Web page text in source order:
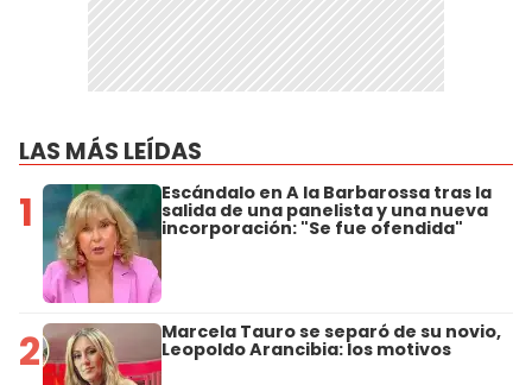
LAS MÁS LEÍDAS
1 Escándalo en A la Barbarossa tras la
salida de una panelista y una nueva
incorporación: "Se fue ofendida"
2 Marcela Tauro se separó de su novio,
Leopoldo Arancibia: los motivos